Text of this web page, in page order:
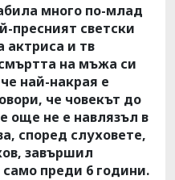
много по-млад
пресният светски
актриса и тв
на мъжа си
най-накрая е
че човекът до
още не е навлязъл в
според слуховете,
завършил
преди 6 години.